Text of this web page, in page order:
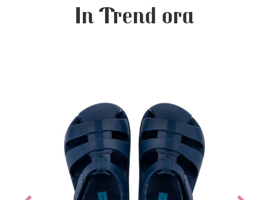
In Trend ora